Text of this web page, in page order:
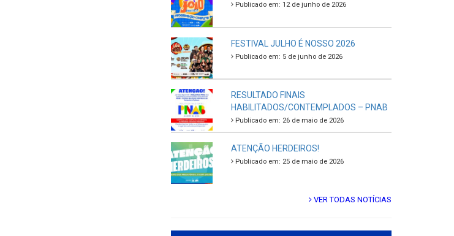
Publicado em: 12 de junho de 2026
FESTIVAL JULHO É NOSSO 2026
Publicado em: 5 de junho de 2026
RESULTADO FINAIS
HABILITADOS/CONTEMPLADOS – PNAB
Publicado em: 26 de maio de 2026
ATENÇÃO HERDEIROS!
Publicado em: 25 de maio de 2026
VER TODAS NOTÍCIAS